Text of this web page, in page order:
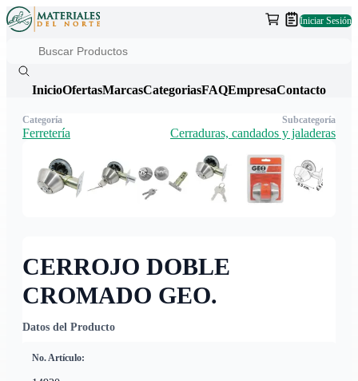
Iniciar Sesión
InicioOfertasMarcasCategoriasFAQEmpresaContacto
CERROJO DOBLE
CROMADO GEO.
Datos del Producto
No. Artículo:
Categoría
Ferretería
Subcategoría
Cerraduras, candados y jaladeras